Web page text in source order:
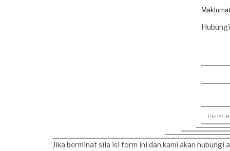
Jika berminat sila isi form ini dan kami akan hubungi